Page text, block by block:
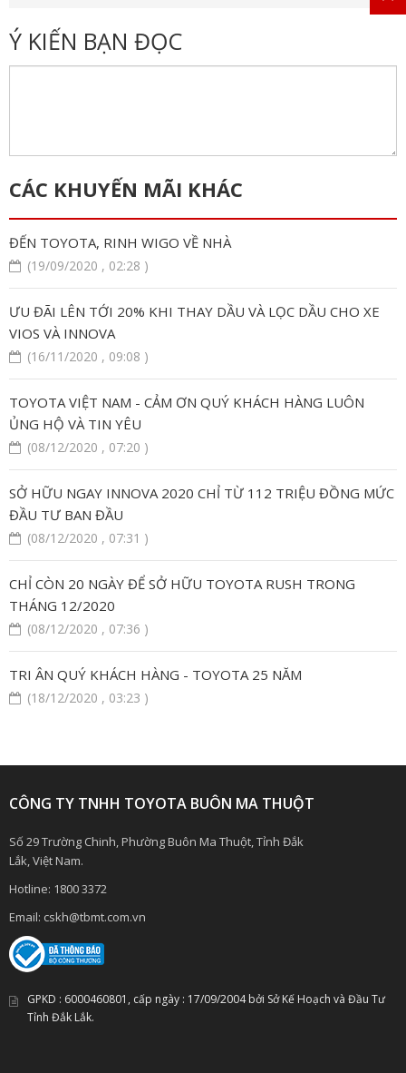
Ý KIẾN BẠN ĐỌC
CÁC KHUYẾN MÃI KHÁC
ĐẾN TOYOTA, RINH WIGO VỀ NHÀ
(19/09/2020 , 02:28 )
ƯU ĐÃI LÊN TỚI 20% KHI THAY DẦU VÀ LỌC DẦU CHO XE
VIOS VÀ INNOVA
(16/11/2020 , 09:08 )
TOYOTA VIỆT NAM - CẢM ƠN QUÝ KHÁCH HÀNG LUÔN
ỦNG HỘ VÀ TIN YÊU
(08/12/2020 , 07:20 )
SỞ HỮU NGAY INNOVA 2020 CHỈ TỪ 112 TRIỆU ĐỒNG MỨC
ĐẦU TƯ BAN ĐẦU
(08/12/2020 , 07:31 )
CHỈ CÒN 20 NGÀY ĐỂ SỞ HỮU TOYOTA RUSH TRONG
THÁNG 12/2020
(08/12/2020 , 07:36 )
TRI ÂN QUÝ KHÁCH HÀNG - TOYOTA 25 NĂM
(18/12/2020 , 03:23 )
CÔNG TY TNHH TOYOTA BUÔN MA THUỘT
Số 29 Trường Chinh, Phường Buôn Ma Thuột, Tỉnh Đắk
Lắk, Việt Nam.
Hotline: 1800 3372
Email: cskh@tbmt.com.vn
GPKD : 6000460801 , cấp ngày : 17/09/2004bởi Sở Kế Hoạch và Đầu Tư
Tỉnh Đắk Lắk.